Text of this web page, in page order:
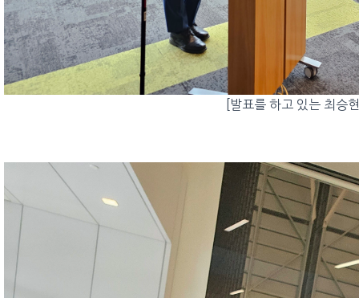
[발표를 하고 있는 최승